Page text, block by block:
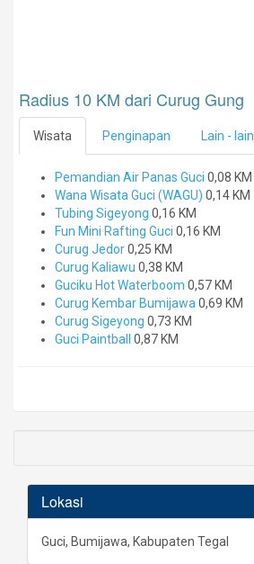
Radius 10 KM dari Curug Gung
Wisata Penginapan Lain - lain
Pemandian Air Panas Guci 0,08 KM
Wana Wisata Guci (WAGU) 0,14 KM
Tubing Sigeyong 0,16 KM
Fun Mini Rafting Guci 0,16 KM
Curug Jedor0,25 KM
Curug Kaliawu 0,38 KM
Guciku Hot Waterboom 0,57 KM
Curug Kembar Bumijawa 0,69 KM
Curug Sigeyong 0,73 KM
Guci Paintball
0,87 KM
Lokasi
Guci, Bumijawa, Kabupaten Tegal